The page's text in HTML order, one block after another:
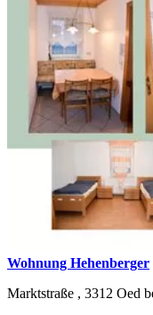
Wohnung Hehenberger
Marktstraße , 3312 Oed